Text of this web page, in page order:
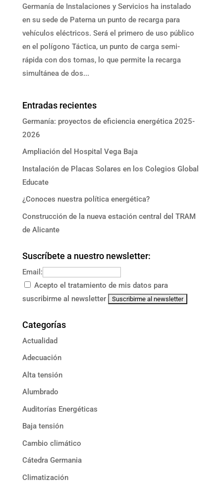
Germanía de Instalaciones y Servicios ha instalado
en su sede de Paterna un punto de recarga para
vehículos eléctricos. Será el primero de uso público
en el polígono Táctica, un punto de carga semi-
rápida con dos tomas, lo que permite la recarga
simultánea de dos...
Entradas recientes
Germanía: proyectos de eficiencia energética 2025-
2026
Ampliación del Hospital Vega Baja
Instalación de Placas Solares en los Colegios Global
Educate
¿Conoces nuestra política energética?
Construcción de la nueva estación central del TRAM
de Alicante
Suscríbete a nuestro newsletter:
Email:
Acepto el tratamiento de mis datos para
suscribirme al newsletter
Categorías
Actualidad
Adecuación
Alta tensión
Alumbrado
Auditorías Energéticas
Baja tensión
Cambio climático
Cátedra Germania
Climatización